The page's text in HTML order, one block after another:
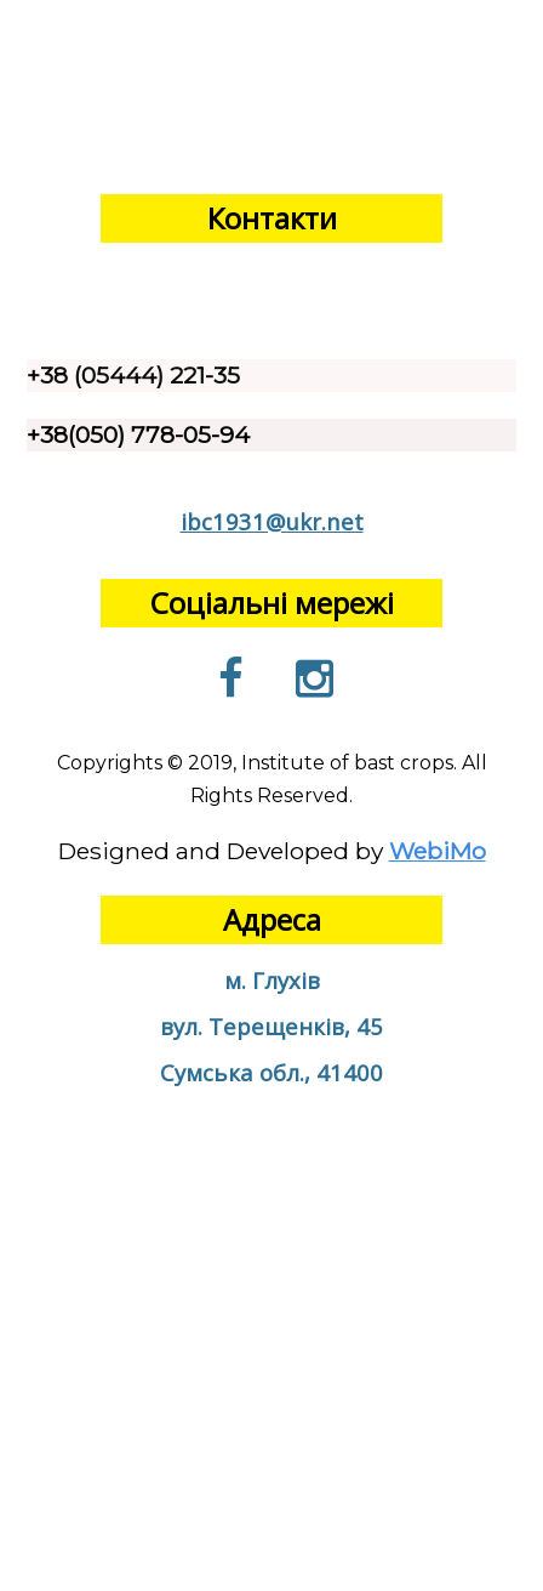
Контакти
+38 (05444) 221-35
+38(050) 778-05-94
ibc1931@ukr.net
Соціальні мережі
Copyrights © 2019, Institute of bast crops. All
Rights Reserved.
Designed and Developed by WebiMo
Адреса
м. Глухів
вул. Терещенків, 45
Сумська обл., 41400